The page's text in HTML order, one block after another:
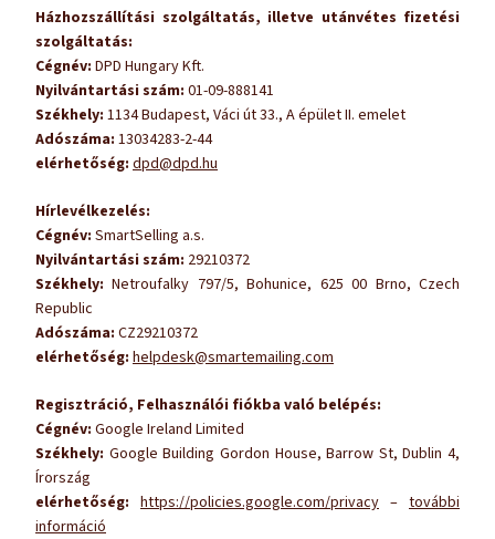
Házhozszállítási szolgáltatás, illetve utánvétes fizetési
szolgáltatás:
Cégnév: DPD Hungary Kft.
Nyilvántartási szám: 01-09-888141
Székhely: 1134 Budapest, Váci út 33., A épület II. emelet
Adószáma: 13034283-2-44
elérhetőség: dpd@dpd.hu
Hírlevélkezelés:
Cégnév: SmartSelling a.s.
Nyilvántartási szám: 29210372
Székhely: Netroufalky 797/5, Bohunice, 625 00 Brno, Czech
Republic
Adószáma: CZ29210372
elérhetőség: helpdesk@smartemailing.com
Regisztráció, Felhasználói fiókba való belépés:
Cégnév: Google Ireland Limited
Székhely: Google Building Gordon House, Barrow St, Dublin 4,
Írország
elérhetőség: https://policies.google.com/privacy – további
információ